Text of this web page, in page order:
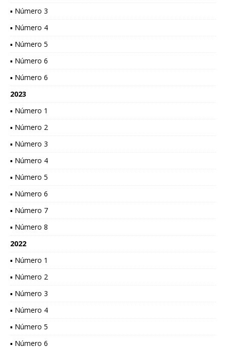
▪ Número 3
▪ Número 4
▪ Número 5
▪ Número 6
▪ Número 6
2023
▪ Número 1
▪ Número 2
▪ Número 3
▪ Número 4
▪ Número 5
▪ Número 6
▪ Número 7
▪ Número 8
2022
▪ Número 1
▪ Número 2
▪ Número 3
▪ Número 4
▪ Número 5
▪ Número 6